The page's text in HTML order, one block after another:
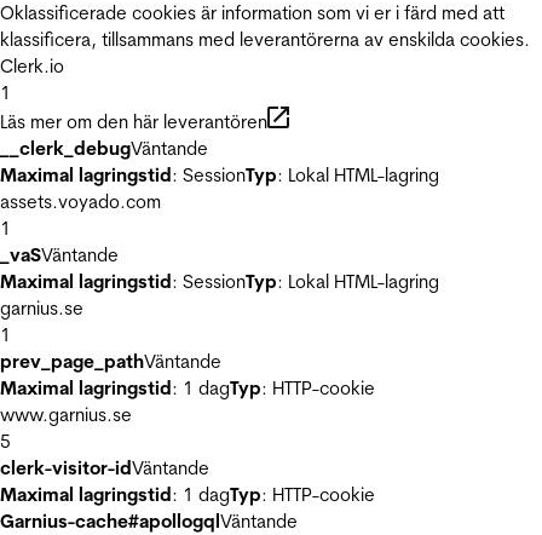
Oklassificerade cookies är information som vi er i färd med att
klassificera, tillsammans med leverantörerna av enskilda cookies.
Clerk.io
1
Läs mer om den här leverantören
__clerk_debugVäntande
Maximal lagringstid: SessionTyp: Lokal HTML-lagring
assets.voyado.com
1
_vaSVäntande
Maximal lagringstid: SessionTyp: Lokal HTML-lagring
garnius.se
1
prev_page_pathVäntande
Maximal lagringstid: 1 dagTyp: HTTP-cookie
www.garnius.se
5
clerk-visitor-idVäntande
Maximal lagringstid: 1 dagTyp: HTTP-cookie
Garnius-cache#apollogqlVäntande